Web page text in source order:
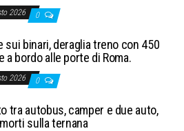
2026 0
sui binari, deraglia treno con 450
a bordo alle porte di Roma.
2026 0
tra autobus, camper e due auto,
sulla ternana